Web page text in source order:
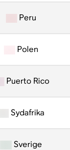
Peru
Polen
Puerto Rico
Sydafrika
Sverige